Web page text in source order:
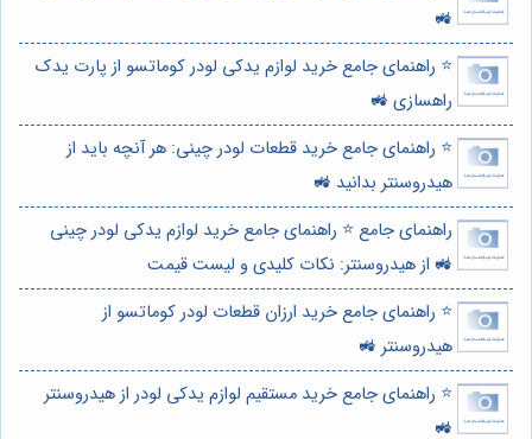
🚜
⭐️ راهنمای جامع خرید لوازم یدکی لودر کوماتسو از پارت یدک
راهسازی 🚜
⭐️ راهنمای جامع خرید قطعات لودر چینی: هر آنچه باید از
هیدروسنتر بدانید 🚜
راهنمای جامع ⭐️ راهنمای جامع خرید لوازم یدکی لودر چینی
🚜 از هیدروسنتر: نکات کلیدی و لیست قیمت
⭐️ راهنمای جامع خرید ارزان قطعات لودر کوماتسو از
هیدروسنتر 🚜
⭐️ راهنمای جامع خرید مستقیم لوازم یدکی لودر از هیدروسنتر
🚜